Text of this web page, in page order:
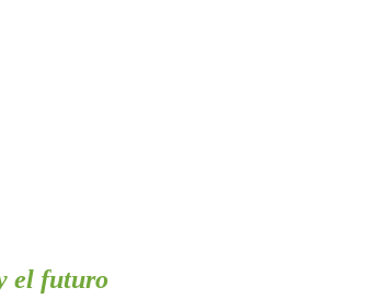
el futuro